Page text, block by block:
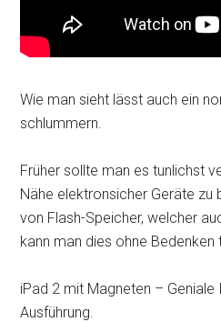
Wie man sieht lässt auch ein
schlummern.
Früher sollte man es tunlichst
Nähe elektronsicher Geräte zu
von Flash-Speicher, welcher
kann man dies ohne Bedenken
iPad 2 mit Magneten – Geniale
Ausführung.